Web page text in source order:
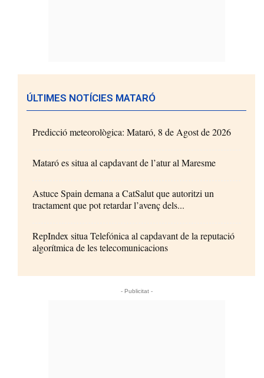
ÚLTIMES NOTÍCIES MATARÓ
Predicció meteorològica: Mataró, 8 de Agost de 2026
Mataró es situa al capdavant de l’atur al Maresme
Astuce Spain demana a CatSalut que autoritzi un
tractament que pot retardar l’avenç dels...
RepIndex situa Telefónica al capdavant de la reputació
algorítmica de les telecomunicacions
- Publicitat -